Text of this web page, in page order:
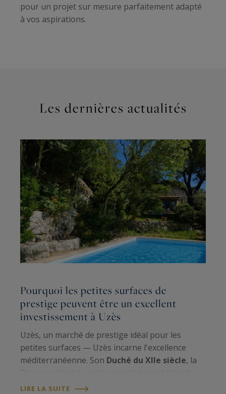
pour un projet sur mesure parfaitement adapté
à vos aspirations.
Les dernières actualités
Pourquoi les petites surfaces de
prestige peuvent être un excellent
investissement à Uzès
Uzès, un marché de prestige idéal pour les
petites surfaces — Uzès incarne l'excellence
méditerranéenne. Son Duché du XIIe siècle, la
Pont du Gard UNESCO
LIRE LA SUITE